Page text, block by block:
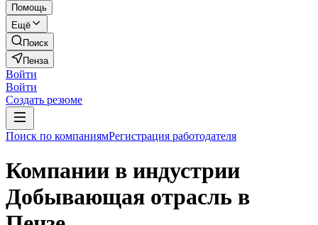
Помощь
Ещё
Поиск
Пенза
Войти
Войти
Создать резюме
Поиск по компаниямРегистрация работодателя
Компании в индустрии
Добывающая отрасль в